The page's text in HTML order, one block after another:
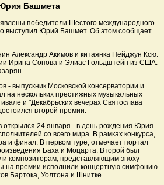
Башмета
победители Шестого международного
выступил Юрий Башмет. Об этом сообщает
Александр Акимов и китаянка Пейджун Ксю.
Ирина Сопова и Элиас Гольдштейн из США.
- выпускник Московской консерватории и
на нескольких престижных музыкальных
и "Декабрьских вечерах Святослава
второй премии.
открылся 24 января - в день рождения Юрия
со всего мира. В рамках конкурса,
и финал. В первом туре, отмечает портал
Баха и Моцарта. Второй был
композиторам, представляющим эпоху
на премии исполнили концертную симфонию
Бартока, Уолтона и Шнитке.